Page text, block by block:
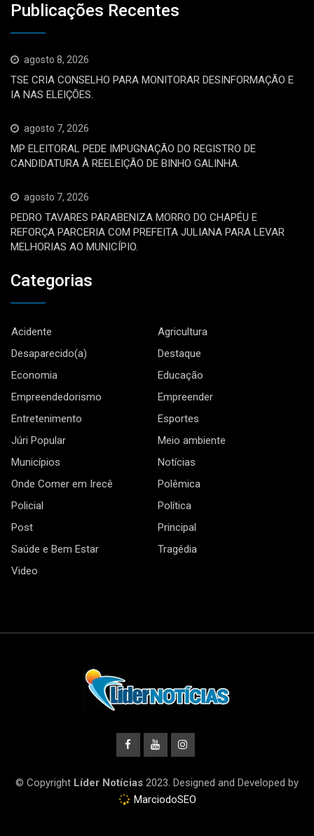
Publicações Recentes
agosto 8, 2026
TSE CRIA CONSELHO PARA MONITORAR DESINFORMAÇÃO E
IA NAS ELEIÇÕES.
agosto 7, 2026
MP ELEITORAL PEDE IMPUGNAÇÃO DO REGISTRO DE
CANDIDATURA À REELEIÇÃO DE BINHO GALINHA.
agosto 7, 2026
PEDRO TAVARES PARABENIZA MORRO DO CHAPÉU E
REFORÇA PARCERIA COM PREFEITA JULIANA PARA LEVAR
MELHORIAS AO MUNICÍPIO.
Categorias
Acidente
Agricultura
Desaparecido(a)
Destaque
Economia
Educação
Empreendedorismo
Empreender
Entretenimento
Esportes
Júri Popular
Meio ambiente
Municípios
Notícias
Onde Comer em Irecê
Polêmica
Policial
Política
Post
Principal
Saúde e Bem Estar
Tragédia
Video
© Copyright Líder Notícias 2023. Designed and Developed by
MarciodoSEO